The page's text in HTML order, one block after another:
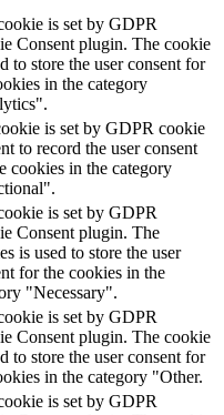
is set by GDPR
Consent plugin. The cookie
to store the user consent for
in the category
is set by GDPR cookie
to record the user consent
cookies in the category
is set by GDPR
Consent plugin. The
is used to store the user
for the cookies in the
"Necessary".
is set by GDPR
Consent plugin. The cookie
to store the user consent for
in the category "Other.
is set by GDPR